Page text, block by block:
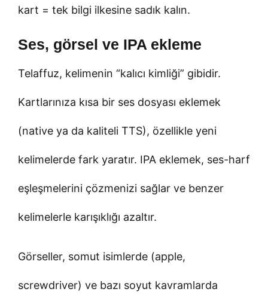
kart = tek bilgi ilkesine sadık kalın.
Ses, görsel ve IPA ekleme
Telaffuz, kelimenin “kalıcı kimliği” gibidir.
Kartlarınıza kısa bir ses dosyası eklemek
(native ya da kaliteli TTS), özellikle yeni
kelimelerde fark yaratır. IPA eklemek, ses-harf
eşleşmelerini çözmenizi sağlar ve benzer
kelimelerle karışıklığı azaltır.
Görseller, somut isimlerde (apple,
screwdriver) ve bazı soyut kavramlarda